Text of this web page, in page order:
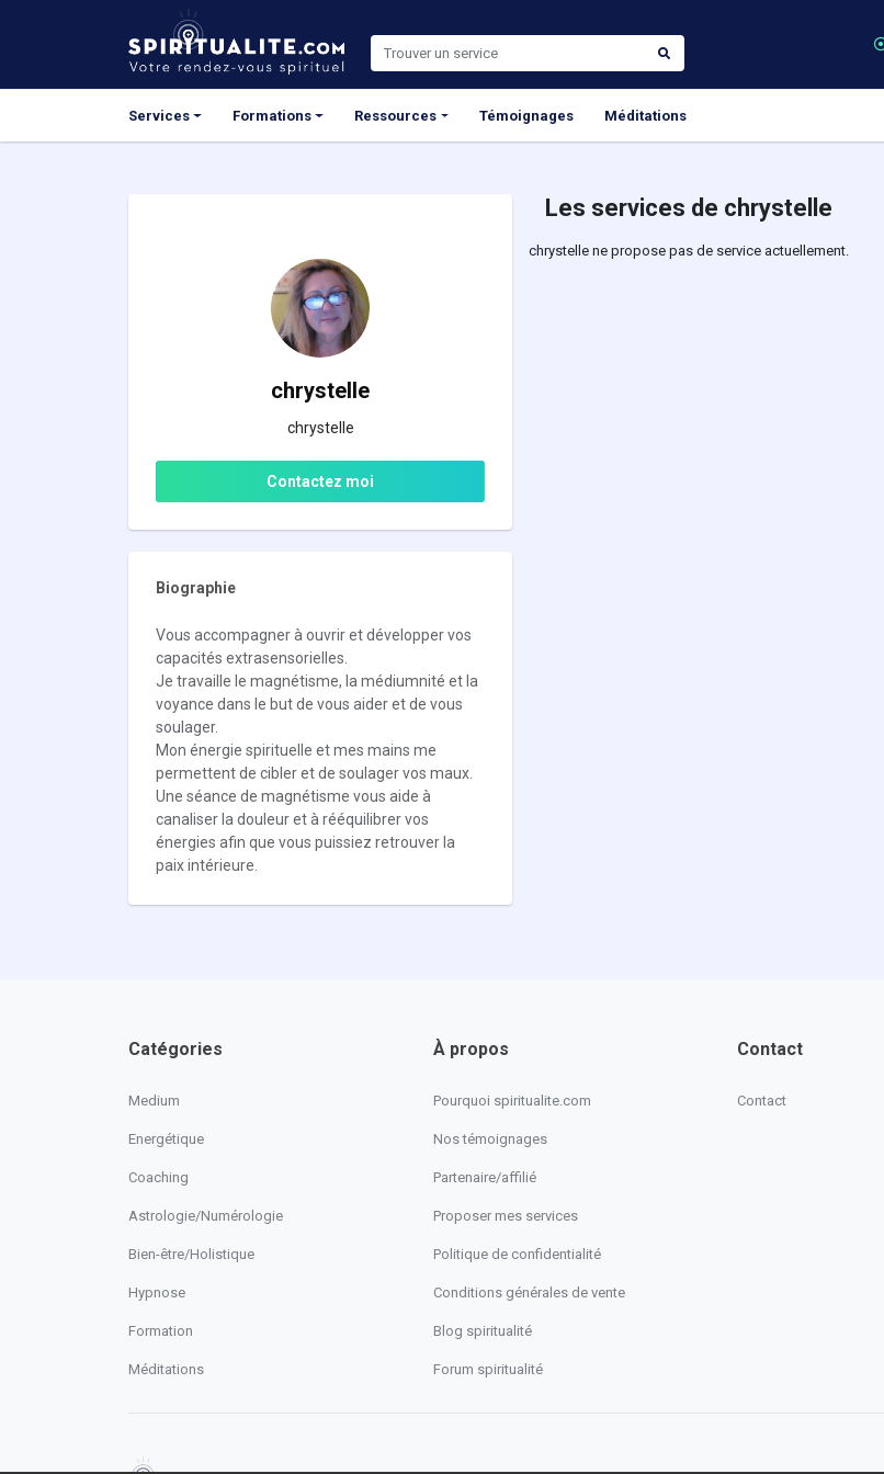
Services Formations Ressources Témoignages Méditations
chrystelle
chrystelle
Contactez moi
Biographie
Vous accompagner à ouvrir et développer vos
capacités extrasensorielles.
Je travaille le magnétisme, la médiumnité et la
voyance dans le but de vous aider et de vous
soulager.
Mon énergie spirituelle et mes mains me
permettent de cibler et de soulager vos maux.
Une séance de magnétisme vous aide à
canaliser la douleur et à rééquilibrer vos
énergies afin que vous puissiez retrouver la
paix intérieure.
Les services de chrystelle
chrystelle ne propose pas de service actuellement.
Catégories
Medium
Energétique
Coaching
Astrologie/Numérologie
Bien-être/Holistique
Hypnose
Formation
Méditations
À propos
Pourquoi spiritualite.com
Nos témoignages
Partenaire/affilié
Proposer mes services
Politique de confidentialité
Conditions générales de vente
Blog spiritualité
Forum spiritualité
Contact
Contact
Panneau de gestion des cookies